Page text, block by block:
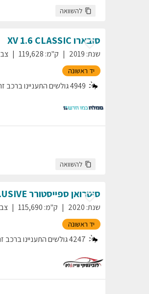
להשוואה
סובארו XV 1.6 CLASSIC
שנת:
2019 ק"מ:
119,628
יד ראשונה
4949גולשים התעניינו ברכב
להשוואה
סיטרואןספייסטורר EXCLUSIVE
שנת:
2020 ק"מ:
115,690
יד ראשונה
4247גולשים התעניינו ברכב